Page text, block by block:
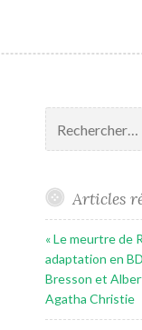
Articles
« Le meurtre de
adaptation en
Bresson et
Agatha Christie